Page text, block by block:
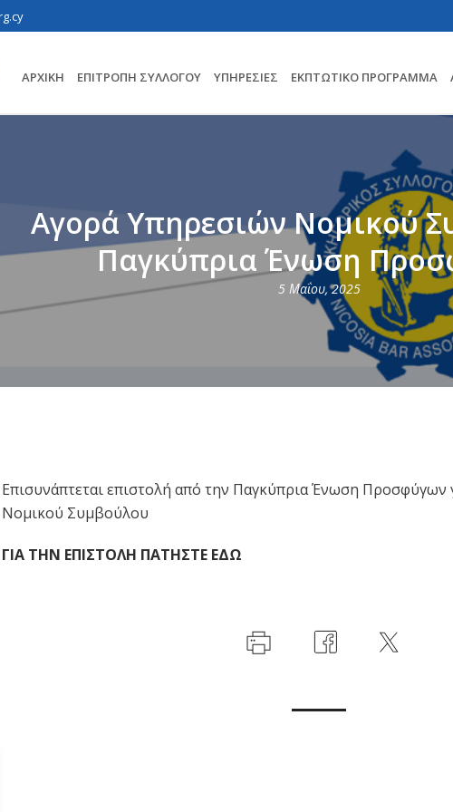
ΑΡΧΙΚΉ ΕΠΙΤΡΟΠΗ ΣΥΛΛΟΓΟΥ ΥΠΗΡΕΣΊΕΣ ΕΚΠΤΩΤΙΚΌ ΠΡΌΓΡΑΜΜΑ
Αγορά Υπηρεσιών Νομικού
Παγκύπρια Ένωση
5 Μαΐου, 2025
Επισυνάπτεται επιστολή από την Παγκύπρια Ένωση Προσφύγων
Νομικού Συμβούλου
ΓΙΑ ΤΗΝ ΕΠΙΣΤΟΛΗ ΠΑΤΗΣΤΕ ΕΔΩ